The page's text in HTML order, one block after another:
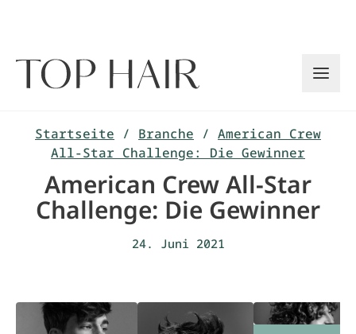
Startseite / Branche / American Crew
All-Star Challenge: Die Gewinner
American Crew All-Star
Challenge: Die Gewinner
24. Juni 2021